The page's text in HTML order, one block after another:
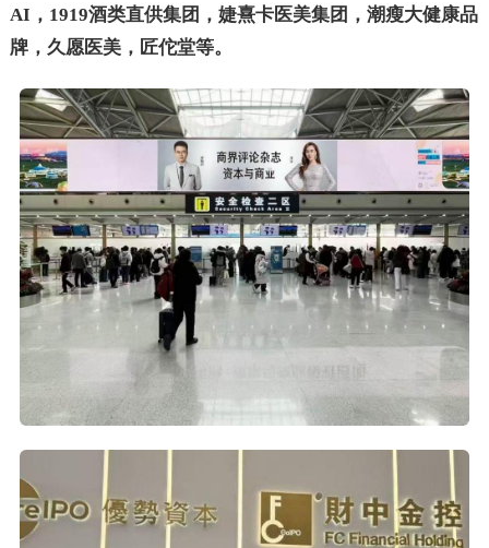
AI，1919酒类直供集团，婕熹卡医美集团，潮瘦大健康品
牌，久愿医美，匠佗堂等。